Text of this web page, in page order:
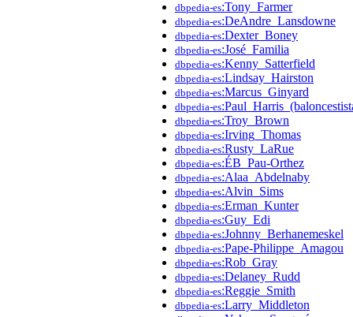
dbpedia-es:Tony_Farmer
dbpedia-es:DeAndre_Lansdowne
dbpedia-es:Dexter_Boney
dbpedia-es:José_Familia
dbpedia-es:Kenny_Satterfield
dbpedia-es:Lindsay_Hairston
dbpedia-es:Marcus_Ginyard
dbpedia-es
dbpedia-es:Troy_Brown
dbpedia-es:Irving_Thomas
dbpedia-es:Rusty_LaRue
dbpedia-es:ÉB_Pau-Orthez
dbpedia-es:Alaa_Abdelnaby
dbpedia-es:Alvin_Sims
dbpedia-es:Erman_Kunter
dbpedia-es:Guy_Edi
dbpedia-es:Johnny_Berhanemeskel
dbpedia-es:Pape-Philippe_Amagou
dbpedia-es:Rob_Gray
dbpedia-es:Delaney_Rudd
dbpedia-es:Reggie_Smith
dbpedia-es:Larry_Middleton